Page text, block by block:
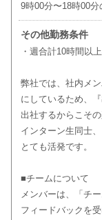
9時00分〜18時00
その他勤務条件
・週合計10時間以
弊社では、社内メ
にしているため、
出社するからこそ
インターン生同士
とても活発です。
■チームについて
メンバーは、「チ
フィードバックを